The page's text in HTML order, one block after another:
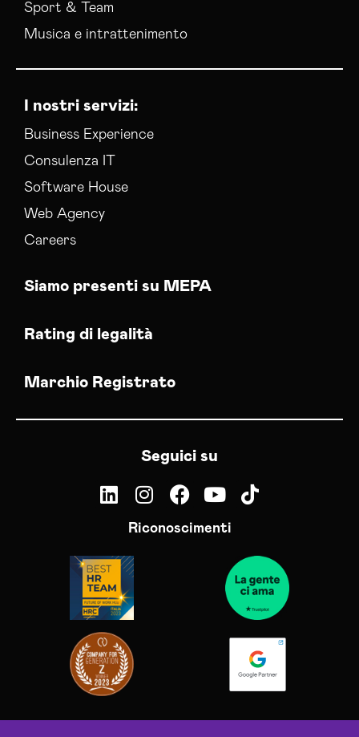
Sport & Team
Musica e intrattenimento
I nostri servizi:
Business Experience
Consulenza IT
Software House
Web Agency
Careers
Siamo presenti su MEPA
Rating di legalità
Marchio Registrato
Seguici su
Riconoscimenti